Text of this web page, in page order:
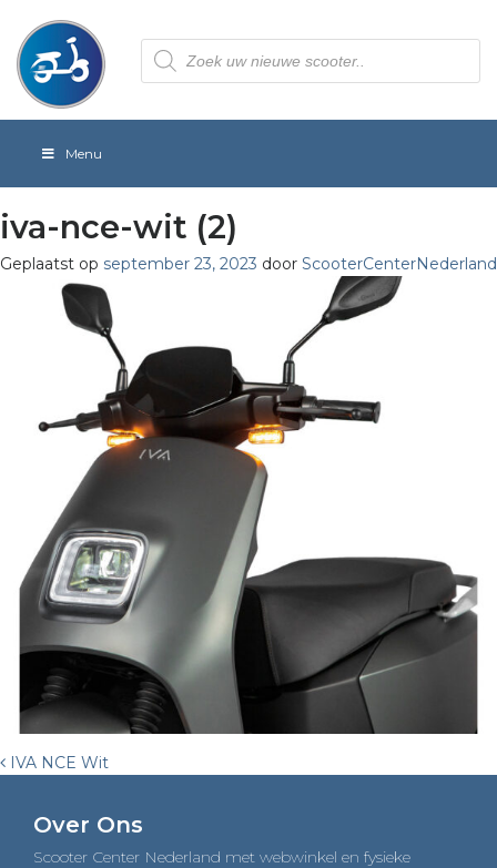
Producten
zoeken
Menu
iva-nce-wit (2)
Geplaatst op september 23, 2023 door ScooterCenterNederland
Post
navigation
IVA NCE Wit
Over Ons
Scooter Center Nederland met webwinkel en fysieke